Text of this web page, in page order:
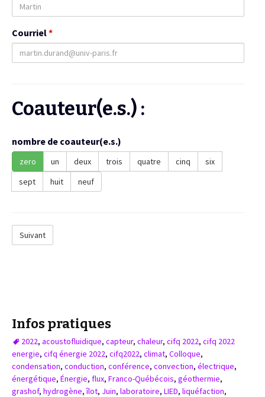
Courriel*
Coauteur(e.s.) :
nombre de coauteur(e.s.)
zero un deux trois quatre cinq
six
sept
huit neuf
Infos pratiques
2022, acoustofluidique, capteur, chaleur, cifq 2022, cifq 2022
energie, cifq énergie 2022, cifq2022, climat, Colloque,
condensation, conduction, conférence, convection, électrique,
énergétique, Énergie, flux, Franco-Québécois, géothermie,
grashof, hydrogène,îlot, Juin, laboratoire, LIED, liquéfaction,